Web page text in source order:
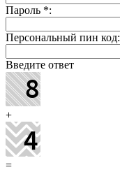
Пароль *:
Персональный пин код:
Введите ответ
+
=